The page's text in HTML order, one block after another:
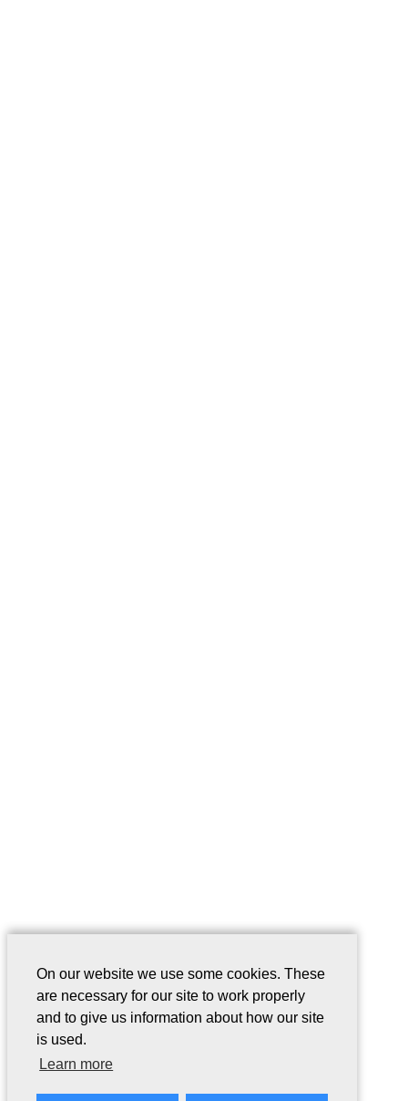
On our website we use some cookies. These
are necessary for our site to work properly
and to give us information about how our site
is used.
Learn more